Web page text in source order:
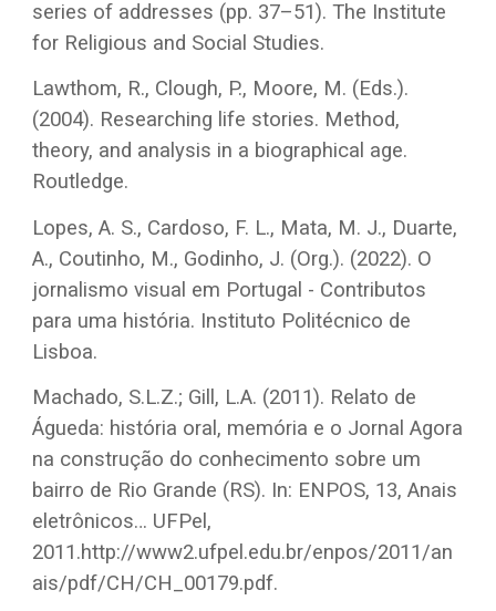
series of addresses (pp. 37–51). The Institute
for Religious and Social Studies.
Lawthom, R., Clough, P., Moore, M. (Eds.).
(2004). Researching life stories. Method,
theory, and analysis in a biographical age.
Routledge.
Lopes, A. S., Cardoso, F. L., Mata, M. J., Duarte,
A., Coutinho, M., Godinho, J. (Org.). (2022). O
jornalismo visual em Portugal - Contributos
para uma história. Instituto Politécnico de
Lisboa.
Machado, S.L.Z.; Gill, L.A. (2011). Relato de
Águeda: história oral, memória e o Jornal Agora
na construção do conhecimento sobre um
bairro de Rio Grande (RS). In: ENPOS, 13, Anais
eletrônicos… UFPel,
2011.http://www2.ufpel.edu.br/enpos/2011/an
ais/pdf/CH/CH_00179.pdf.